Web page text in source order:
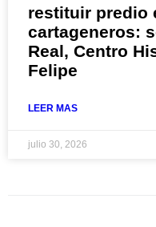
restituir predio
cartageneros:
Real, Centro
Felipe
LEER MAS
julio 30, 2026